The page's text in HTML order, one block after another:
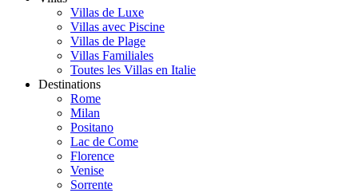
Villas de Luxe
Villas avec Piscine
Villas de Plage
Villas Familiales
Toutes les Villas en Italie
Destinations
Rome
Milan
Positano
Lac de Come
Florence
Venise
Sorrente